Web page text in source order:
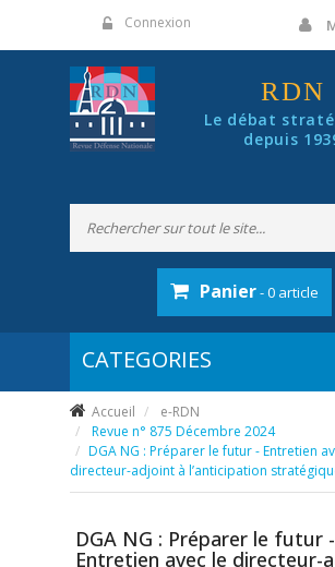
Connexion
RDN
Le débat
depuis
Panier- 0 article
Accueil
e-RDN
Revue n° 875 Décembre 2024
DGA NG : Préparer le futur - Entretien
directeur-adjoint à l’anticipation
DGA NG : Préparer le futur -
Entretien avec le directeur-